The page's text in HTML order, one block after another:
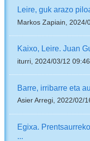
Leire, guk arazo
Markos Zapiain, 2024/
Kaixo, Leire. Juan
iturri, 2024/03/12 09:46
Barre, irribarre eta
Asier Arregi, 2022/02/
Egixa.
...